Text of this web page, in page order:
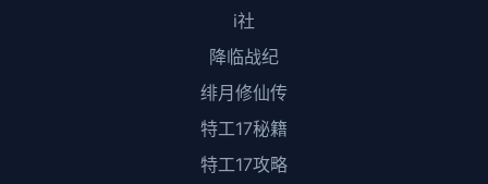
i社
降临战纪
绯月修仙传
特工17秘籍
特工17攻略